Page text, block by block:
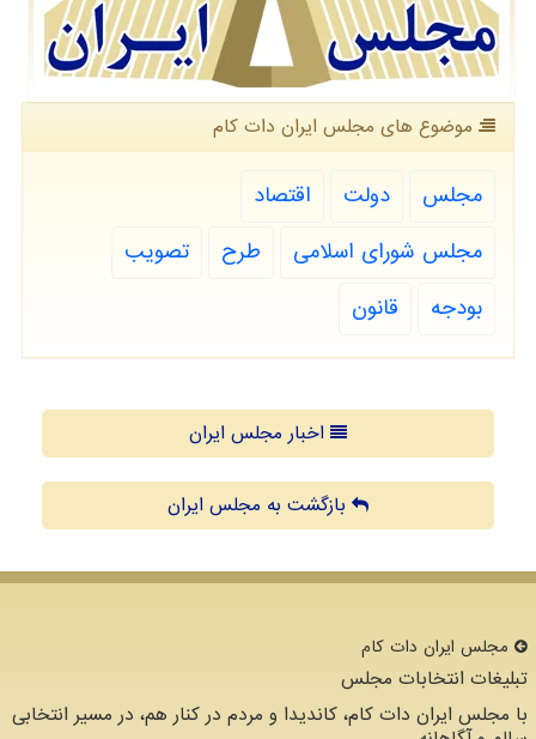
موضوع های مجلس ایران دات كام
مجلس دولت
اقتصاد
مجلس شورای اسلامی
طرح
تصویب
بودجه
قانون
اخبار مجلس ایران
بازگشت به مجلس ایران
مجلس ایران دات كام
تبلیغات انتخابات مجلس
با مجلس ایران دات کام، کاندیدا و مردم در کنار هم، در مسیر انتخابی